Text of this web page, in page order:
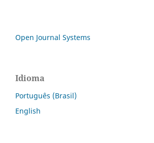
Open Journal Systems
Idioma
Português (Brasil)
English